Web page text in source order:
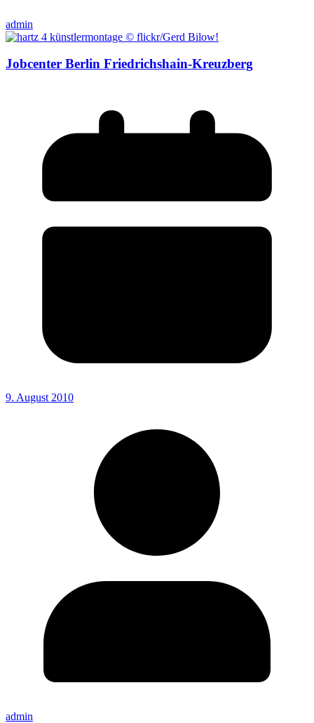
admin
Jobcenter Berlin Friedrichshain-Kreuzberg
9. August 2010
admin